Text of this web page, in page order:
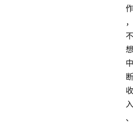
作
，
不
想
中
断
收
入
、